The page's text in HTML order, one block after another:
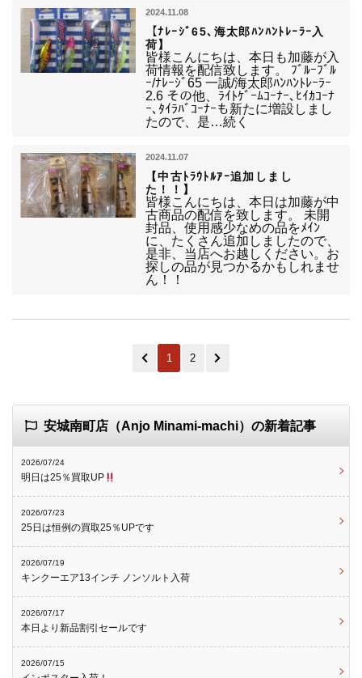
2024.11.08
【ﾅﾚｰｼﾞ65､海太郎ﾊﾝﾊﾝﾄﾚｰﾗｰ入
荷】
皆様こんにちは、本日も加藤が入
荷情報を配信致します。 ﾌﾞﾙｰﾌﾞﾙ
ｰ/ﾅﾚｰｼﾞ65 一誠/海太郎ﾊﾝﾊﾝﾄﾚｰﾗｰ
2.6 その他、ﾗｲﾄｹﾞｰﾑｺｰﾅｰ､ﾋｲｶｺｰﾅ
ｰ､ﾀｲﾗﾊﾞｺｰﾅｰも新たに増設しまし
たので、是…続く
2024.11.07
【中古ﾄﾗｳﾄﾙｱｰ追加しまし
た！！】
皆様こんにちは、本日は加藤が中
古商品の配信を致します。 未開
封品、使用感少なめの品をﾒｲﾝ
に、たくさん追加しましたので、
是非、当店へお越しください。お
探しの品が見つかるかもしれませ
ん！！
1 2
安城南町店（Anjo Minami-machi）の新着記事
2026/07/24
明日は25％買取UP
2026/07/23
25日は恒例の買取25％UPです
2026/07/19
キンクーエア13インチ ノンソルト入荷
2026/07/17
本日より新品割引セールです
2026/07/15